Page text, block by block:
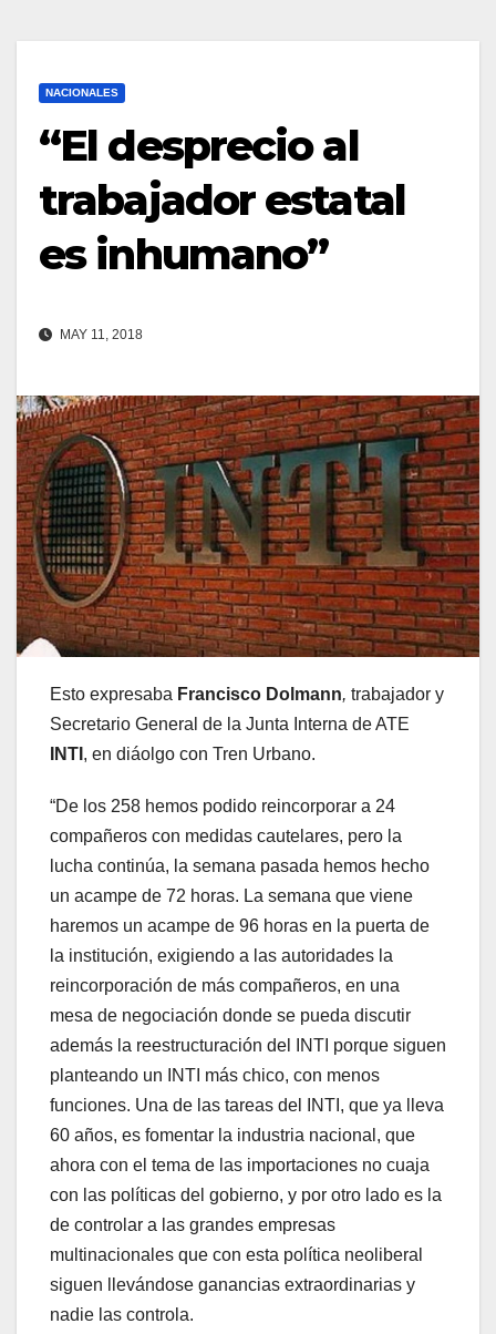
NACIONALES
“El desprecio al
trabajador estatal
es inhumano”
MAY 11, 2018
Esto expresaba Francisco Dolmann, trabajador y
Secretario General de la Junta Interna de ATE
INTI , en diáolgo con Tren Urbano.
“De los 258 hemos podido reincorporar a 24
compañeros con medidas cautelares, pero la
lucha continúa, la semana pasada hemos hecho
un acampe de 72 horas. La semana que viene
haremos un acampe de 96 horas en la puerta de
la institución, exigiendo a las autoridades la
reincorporación de más compañeros, en una
mesa de negociación donde se pueda discutir
además la reestructuración del INTI porque siguen
planteando un INTI más chico, con menos
funciones. Una de las tareas del INTI, que ya lleva
60 años, es fomentar la industria nacional, que
ahora con el tema de las importaciones no cuaja
con las políticas del gobierno, y por otro lado es la
de controlar a las grandes empresas
multinacionales que con esta política neoliberal
siguen llevándose ganancias extraordinarias y
nadie las controla.